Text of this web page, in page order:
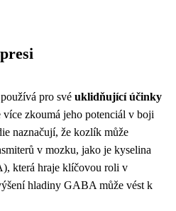
pro své uklidňující účinky
více zkoumá jeho potenciál v boji
naznačují, že kozlík může
v mozku, jako je kyselina
která hraje klíčovou roli v
hladiny GABA může vést k